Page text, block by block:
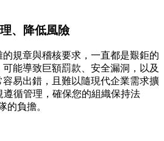
、降低風險
規章與稽核要求，一直都是艱鉅的
能導致巨額罰款、安全漏洞，以及
易出錯，且難以隨現代企業需求擴
遵循管理，確保您的組織保持法
的負擔。